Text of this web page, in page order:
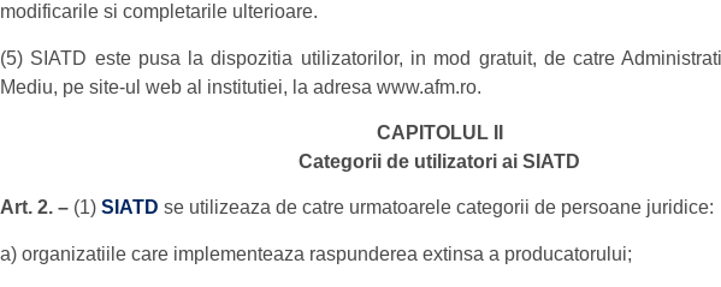
modificarile si completarile ulterioare.
(5) SIATD este pusa la dispozitia utilizatorilor, in mod gratuit, de catre
Mediu, pe site-ul web al institutiei, la adresa www.afm.ro.
CAPITOLUL II
Categorii de utilizatori ai SIATD
Art. 2. – (1) SIATD se utilizeaza de catre urmatoarele categorii de persoane juridice:
a) organizatiile care implementeaza raspunderea extinsa a producatorului;